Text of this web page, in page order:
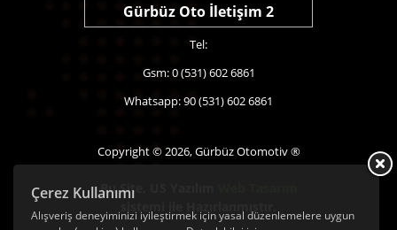
Çerez Kullanımı
Alışveriş deneyiminizi iyileştirmek için yasal düzenlemelere uygun
Gürbüz Oto İletişim 2
Tel:
Gsm: 0 (531) 602 6861
Whatsapp: 90 (531) 602 6861
Copyright © 2026, Gürbüz Otomotiv ®
Bu Site,